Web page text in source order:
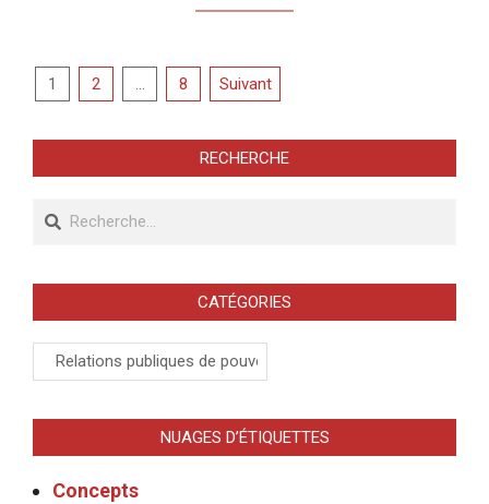
Pagination
1 2 8 Suivant
RECHERCHE
Recherche
CATÉGORIES
Catégories
NUAGES D’ÉTIQUETTES
Concepts